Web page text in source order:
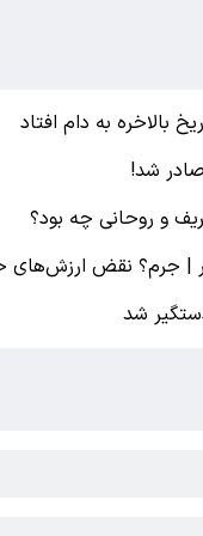
بالاخره به دام افتاد
شد!
و روحانی چه بود؟
| جرم؟ نقض ارزش‌های
شد